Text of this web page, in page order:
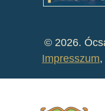
© 2026.
Impresszum,